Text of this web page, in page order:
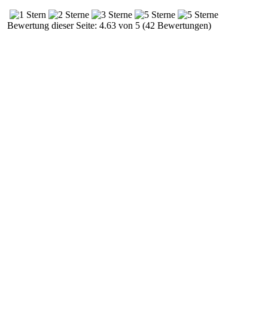
Bewertung dieser Seite: 4.63 von 5 (42 Bewertungen)